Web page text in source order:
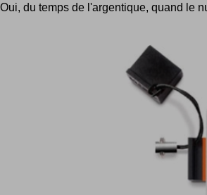
Oui, du temps de l'argentique, quand le